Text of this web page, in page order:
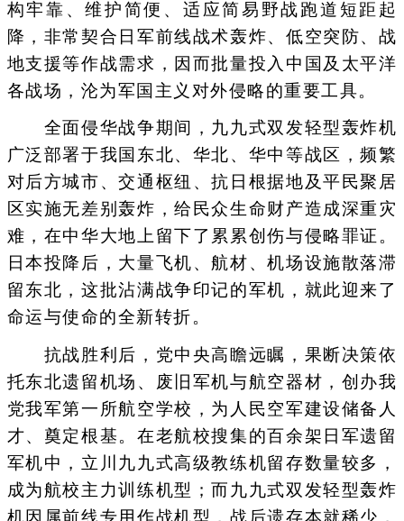
构牢靠、维护简便、适应简易野战跑道短距起
降，非常契合日军前线战术轰炸、低空突防、战
地支援等作战需求，因而批量投入中国及太平洋
各战场，沦为军国主义对外侵略的重要工具。
全面侵华战争期间，九九式双发轻型轰炸机
广泛部署于我国东北、华北、华中等战区，频繁
对后方城市、交通枢纽、抗日根据地及平民聚居
区实施无差别轰炸，给民众生命财产造成深重灾
难，在中华大地上留下了累累创伤与侵略罪证。
日本投降后，大量飞机、航材、机场设施散落滞
留东北，这批沾满战争印记的军机，就此迎来了
命运与使命的全新转折。
抗战胜利后，党中央高瞻远瞩，果断决策依
托东北遗留机场、废旧军机与航空器材，创办我
党我军第一所航空学校，为人民空军建设储备人
才、奠定根基。在老航校搜集的百余架日军遗留
军机中，立川九九式高级教练机留存数量较多，
成为航校主力训练机型；而九九式双发轻型轰炸
机因属前线专用作战机型，战后遗存本就稀少，